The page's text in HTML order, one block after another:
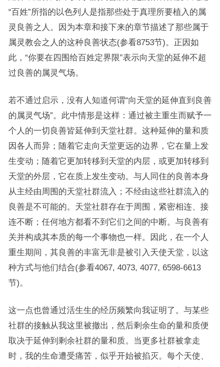
“百姓”所指的以色列人是指那些处于真理所要植入的属
灵良善之人。因为本章和接下来的章节描述了那些属于
属灵教会之人的这种良善状态(参看8753节)。正因如
此，“你要在四围给百姓定界限”表示向天堂的延伸不超
过良善的属灵气场。
若不通过启示，没有人知道何谓“向天堂的延伸直到良善
的属灵气场”。此中情形是这样：通过被主重生而赋予一
个人的一切良善皆延伸到天堂社群。这种延伸的量和质
因各人而异；随着它走向天堂更远的边界，它在量上发
生变动；随着它更加转移到天堂的内层，或更加转移到
天堂的外层，它在质上发生变动。与人同住的良善本身
从主经由周围的天堂社群流入；不经由这些社群流入的
良善是不可能的。天堂社群存在于周围，紧密相连、接
连不断；任何地方都看不到它们之间的中断。与良善有
关并构成其本质的每一个事物也一样。因此，在一个人
重生期间，其良善的丰富无非是被引入天使天堂，以这
种方式与他们结合(参看4067, 4073, 4077, 6598-6613
节)。
这一点也曾通过活生生的经历频繁向我证明了。与某些
社群的接触从我这里被撤出，然后剩余生命的量和质便
取决于延伸到剩余社群的量和质。当更多社群被拿走
时，我的生命遭受痛苦，似乎开始被掐灭。每个天使、